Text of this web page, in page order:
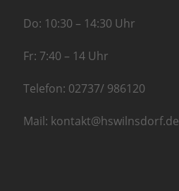
Do: 10:30 – 14:30 Uhr
Fr: 7:40 – 14 Uhr
Telefon: 02737/ 986120
Mail: kontakt@hswilnsdorf.de